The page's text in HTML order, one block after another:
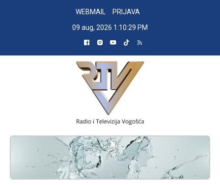
WEBMAIL
PRIJAVA
09 aug, 2026 1:10:30 PM
RADIO TELEVIZIJA VOGOŠĆA